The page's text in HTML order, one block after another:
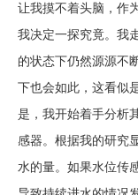
让我摸不着头脑，作
我决定一探究竟。我
的状态下仍然源源不
下也会如此，这看似
是，我开始着手分析
感器。根据我的研究
水的量。如果水位传